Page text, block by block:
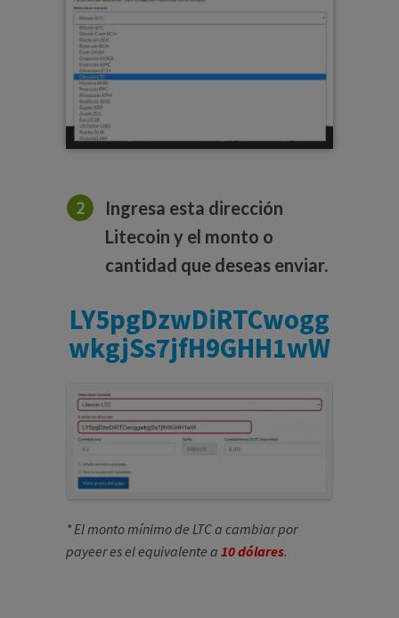
Ingresa esta dirección
Litecoin y el monto o
cantidad que deseas enviar.
LY5pgDzwDiRTCwogg
wkgjSs7jfH9GHH1wW
* El monto mínimo de LTC a cambiar por
payeer es el equivalente a 10 dólares.